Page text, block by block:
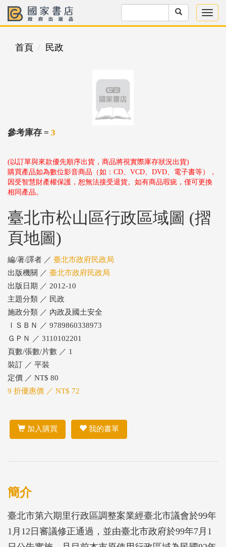
首頁 民政
參考庫存 = 3
(以訂單與來款優先順序出貨，商品將視實際庫存狀況出貨)
購買產品如為數位影音商品（如：CD、VCD、DVD、電子書等），
因受智慧財產權保護，恕無法接受退貨。如有商品瑕疵，僅可更換
相同產品。
臺北市松山區行政區域圖 (摺
頁地圖)
編/著/譯者 ／ 臺北市政府民政局
出版機關 ／ 臺北市政府民政局
出版日期 ／ 2012-10
主題分類 ／ 民政
施政分類 ／ 內政及國土安全
ＩＳＢＮ ／ 9789860338973
ＧＰＮ ／ 3110102201
頁數/張數/片數 ／ 1
裝訂 ／ 平裝
定價 ／ NT$ 80
9 折優惠價 ／ NT$ 72
加入購買 我的書單
簡介
臺北市第六期里行政區調整案業經臺北市議會於99年
1月12日審議修正通過，並由臺北市政府於99年7月1